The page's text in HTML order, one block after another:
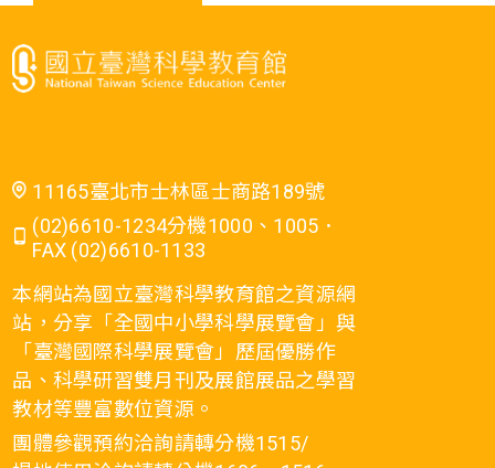
11165臺北市士林區士商路189號
(02)6610-1234分機1000、1005．
FAX (02)6610-1133
本網站為國立臺灣科學教育館之資源網
站，分享「全國中小學科學展覽會」與
「臺灣國際科學展覽會」歷屆優勝作
品、科學研習雙月刊及展館展品之學習
教材等豐富數位資源。
團體參觀預約洽詢請轉分機1515/